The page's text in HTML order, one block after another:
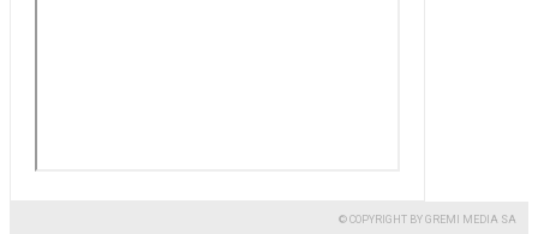
© COPYRIGHT BY GREMI MEDIA SA